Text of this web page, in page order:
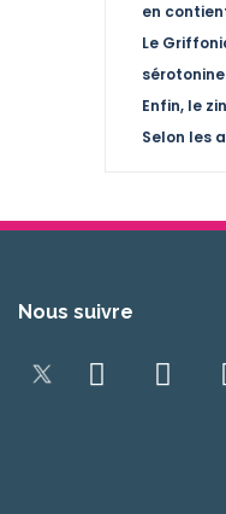
en
Le
Enfin, le
Selon les
Nous suivre